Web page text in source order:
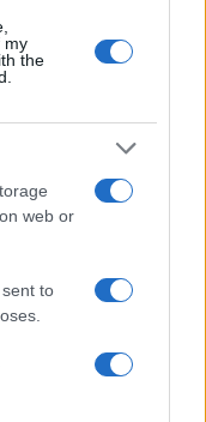
my
the
web or
to
τη δολοφονία του
58χρονου